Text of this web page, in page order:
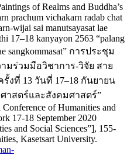
of Realms and Buddha’s
prachum vichakarn radab chat
wijai sai manutsayasat lae
17–18 kanyayon 2563 “palang
sangkommasat” การประชุม
มร่วมมือวิชาการ-วิจัย สาย
งที่ 13 วันที่ 17–18 กันยายน
าสตร์และสังคมศาสตร์”
of Humanities and
17-18 September 2020
and Social Sciences”], 155-
Kasetsart University.